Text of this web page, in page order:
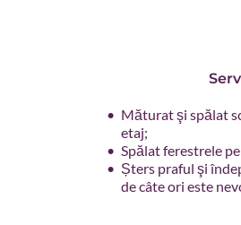
Măturat şi spălat
etaj;
Spălat ferestrele
Șters praful şi
de câte ori este